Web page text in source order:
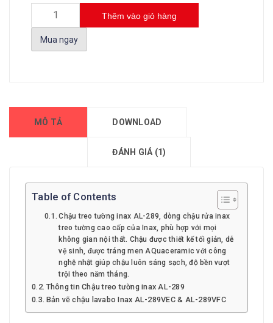
Thêm vào giỏ hàng
Mua ngay
MÔ TẢ DOWNLOAD
ĐÁNH GIÁ (1)
Table of Contents
Chậu treo tường inax AL-289, dòng chậu rửa inax
treo tường cao cấp của Inax, phù hợp với mọi
không gian nội thất. Chậu được thiết kế tối giản, dễ
vệ sinh, được tráng men AQuaceramic với công
nghệ nhật giúp chậu luôn sáng sạch, độ bền vượt
trội theo năm tháng.
Thông tin Chậu treo tường inax AL-289
Bản vẽ chậu lavabo Inax AL-289VEC & AL-289VFC